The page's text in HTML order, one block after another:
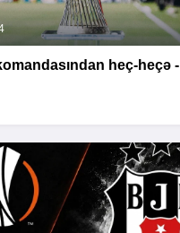
heç-heçə -